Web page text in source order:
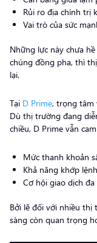
Rủi ro địa chính trị
Vai trò của sức
Những lực này chưa
chúng đồng pha, thì
lại.
Tại D Prime, trọng tâm
Dù thị trường đang
chiều, D Prime vẫn
Mức thanh khoản
Khả năng khớp
Cơ hội giao dịch
Bởi lẽ đối với nhiều thị
sàng còn quan trọng